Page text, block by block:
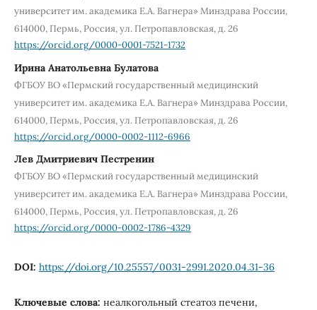
университет им. академика Е.А. Вагнера» Минздрава России,
614000, Пермь, Россия, ул. Петропавловская, д. 26
https://orcid.org/0000-0001-7521-1732
Ирина Анатольевна Булатова
ФГБОУ ВО «Пермский государственный медицинский
университет им. академика Е.А. Вагнера» Минздрава России,
614000, Пермь, Россия, ул. Петропавловская, д. 26
https://orcid.org/0000-0002-1112-6966
Лев Дмитриевич Пестренин
ФГБОУ ВО «Пермский государственный медицинский
университет им. академика Е.А. Вагнера» Минздрава России,
614000, Пермь, Россия, ул. Петропавловская, д. 26
https://orcid.org/0000-0002-1786-4329
DOI: https://doi.org/10.25557/0031-2991.2020.04.31-36
Ключевые слова: неалкогольный стеатоз печени,